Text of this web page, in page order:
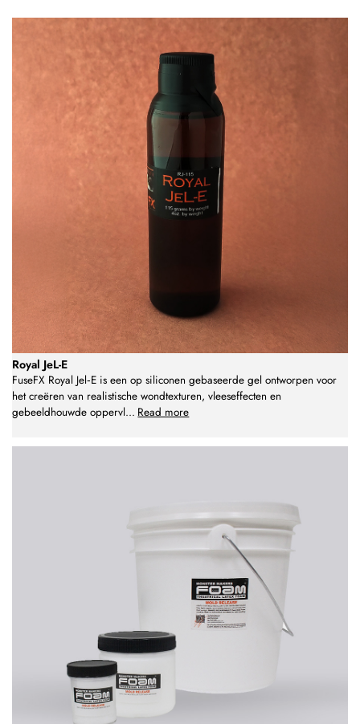
Royal JeL-E
FuseFX Royal Jel‑E is een op siliconen gebaseerde gel ontworpen voor
het creëren van realistische wondtexturen, vleeseffecten en
gebeeldhouwde oppervl... Read more